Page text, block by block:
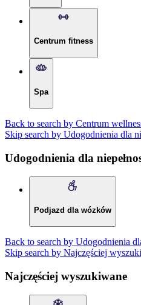
Centrum fitness
Spa
Back to search by Centrum
Skip search by Udogodnienia dla
Udogodnienia dla
Podjazd dla wózków
Back to search by Udogodnienia
Skip search by Najczęściej
Najczęściej wyszukiwane